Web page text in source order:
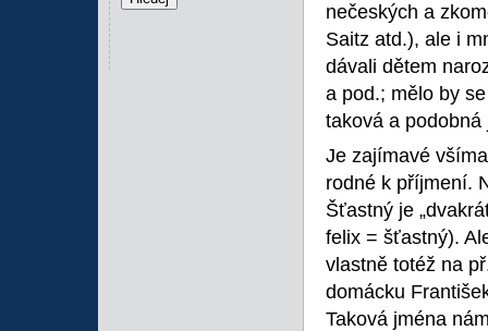
nečeských a
Saitz atd.), ale i
dávali dětem
a pod.; mělo by
taková a
Je zajímavé
rodné k příjmení.
Šťastný je
felix = šťastný).
vlastně totéž na
domácku
Taková jména